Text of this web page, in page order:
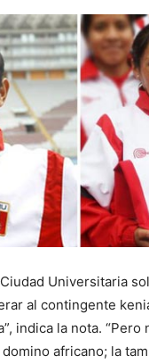
Universitaria
al contingente
indica la nota. “Pero
africano; la